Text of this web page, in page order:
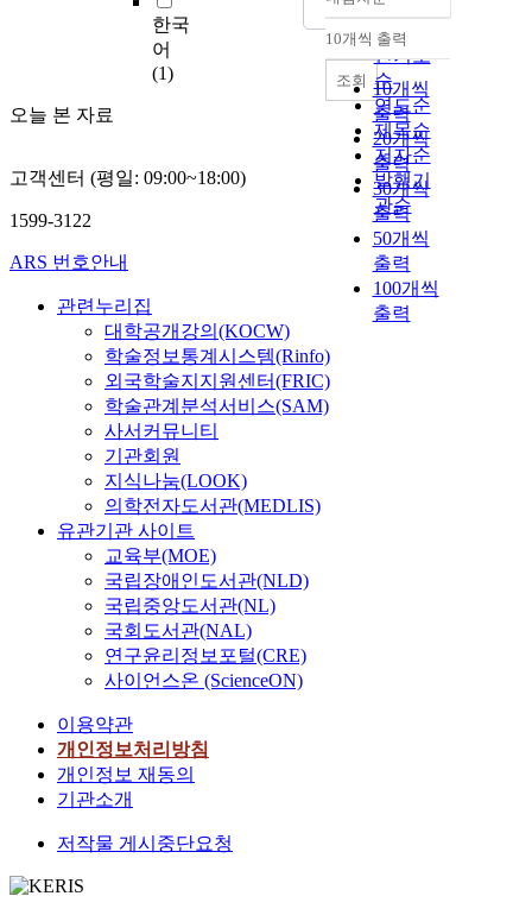
한국
어
(1)
오늘 본 자료
정확도
순
인기도
순
연도순
제목순
저자순
발행기
관순
내림차순
10개씩 출력
10개씩
출력
20개씩
출력
30개씩
출력
50개씩
출력
100개씩
출력
조회
고객센터 (평일: 09:00~18:00)
1599-3122
ARS 번호안내
관련누리집
대학공개강의(KOCW)
학술정보통계시스템(Rinfo)
외국학술지지원센터(FRIC)
학술관계분석서비스(SAM)
사서커뮤니티
기관회원
지식나눔(LOOK)
의학전자도서관(MEDLIS)
유관기관 사이트
교육부(MOE)
국립장애인도서관(NLD)
국립중앙도서관(NL)
국회도서관(NAL)
연구윤리정보포털(CRE)
사이언스온 (ScienceON)
이용약관
개인정보처리방침
개인정보 재동의
기관소개
저작물 게시중단요청